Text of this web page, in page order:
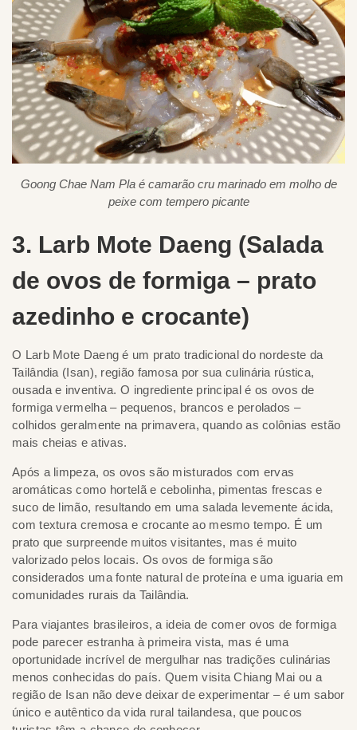
Goong Chae Nam Pla é camarão cru marinado em molho de
peixe com tempero picante
3. Larb Mote Daeng (Salada
de ovos de formiga – prato
azedinho e crocante)
O Larb Mote Daeng é um prato tradicional do nordeste da
Tailândia (Isan), região famosa por sua culinária rústica,
ousada e inventiva. O ingrediente principal é os ovos de
formiga vermelha – pequenos, brancos e perolados –
colhidos geralmente na primavera, quando as colônias estão
mais cheias e ativas.
Após a limpeza, os ovos são misturados com ervas
aromáticas como hortelã e cebolinha, pimentas frescas e
suco de limão, resultando em uma salada levemente ácida,
com textura cremosa e crocante ao mesmo tempo. É um
prato que surpreende muitos visitantes, mas é muito
valorizado pelos locais. Os ovos de formiga são
considerados uma fonte natural de proteína e uma iguaria em
comunidades rurais da Tailândia.
Para viajantes brasileiros, a ideia de comer ovos de formiga
pode parecer estranha à primeira vista, mas é uma
oportunidade incrível de mergulhar nas tradições culinárias
menos conhecidas do país. Quem visita Chiang Mai ou a
região de Isan não deve deixar de experimentar – é um sabor
único e autêntico da vida rural tailandesa, que poucos